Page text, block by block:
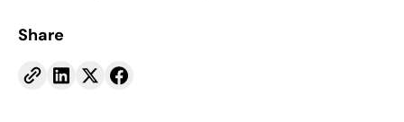
Share